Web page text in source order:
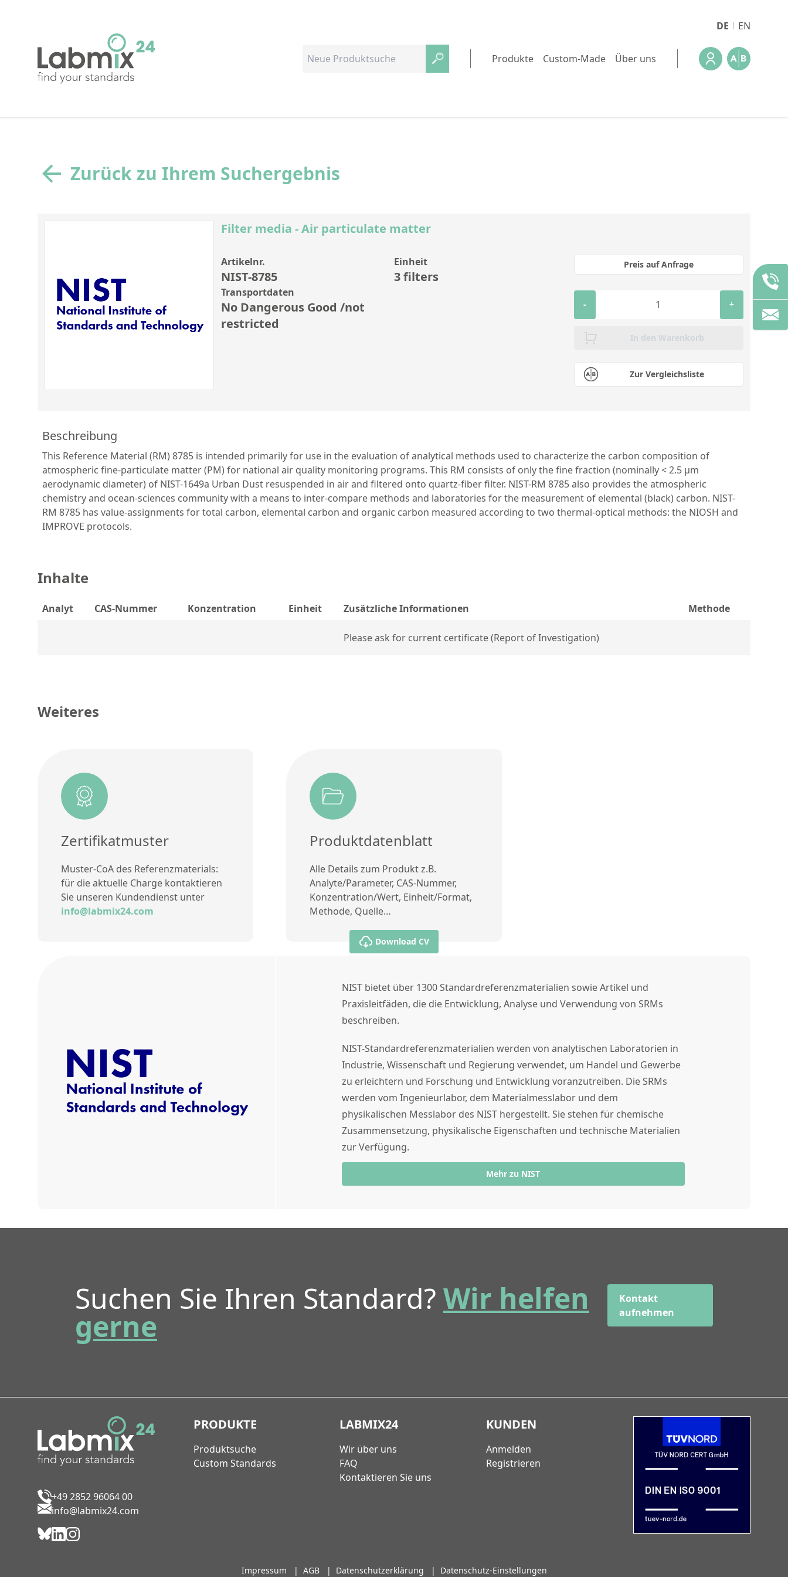
DE EN
Produkte Custom-Made Über uns
Zurück zu Ihrem Suchergebnis
Filter media - Air particulate matter
Artikelnr.
NIST-8785
Einheit
3 filters
Transportdaten
No Dangerous Good /not
restricted
Zur Vergleichsliste
Preis auf Anfrage
- +
In den Warenkorb
Beschreibung
This Reference Material (RM) 8785 is intended primarily for use in the evaluation of analytical methods used to characterize the carbon composition of
atmospheric fine-particulate matter (PM) for national air quality monitoring programs. This RM consists of only the fine fraction (nominally < 2.5 µm
aerodynamic diameter) of NIST-1649a Urban Dust resuspended in air and filtered onto quartz-fiber filter. NIST-RM 8785 also provides the atmospheric
chemistry and ocean-sciences community with a means to inter-compare methods and laboratories for the measurement of elemental (black) carbon. NIST-
RM 8785 has value-assignments for total carbon, elemental carbon and organic carbon measured according to two thermal-optical methods: the NIOSH and
IMPROVE protocols.
Inhalte
Analyt CAS-Nummer Konzentration Einheit Zusätzliche Informationen Methode
Please ask for current certificate (Report of Investigation)
Weiteres
Zertifikatmuster
Muster-CoA des Referenzmaterials:
für die aktuelle Charge kontaktieren
Sie unseren Kundendienst unter
info@labmix24.com
Produktdatenblatt
Alle Details zum Produkt z.B.
Analyte/Parameter, CAS-Nummer,
Konzentration/Wert, Einheit/Format,
Methode, Quelle…
Download CV
NIST bietet über 1300 Standardreferenzmaterialien sowie Artikel und
Praxisleitfäden, die die Entwicklung, Analyse und Verwendung von SRMs
beschreiben.
NIST-Standardreferenzmaterialien werden von analytischen Laboratorien in
Industrie, Wissenschaft und Regierung verwendet, um Handel und Gewerbe
zu erleichtern und Forschung und Entwicklung voranzutreiben. Die SRMs
werden vom Ingenieurlabor, dem Materialmesslabor und dem
physikalischen Messlabor des NIST hergestellt. Sie stehen für chemische
Zusammensetzung, physikalische Eigenschaften und technische Materialien
zur Verfügung.
Mehr zu NIST
Suchen Sie Ihren Standard? Wir helfen
gerne
Kontakt
aufnehmen
+49 2852 96064 00
info@labmix24.com
PRODUKTE
Produktsuche
Custom Standards
LABMIX24
Wir über uns
FAQ
Kontaktieren Sie uns
KUNDEN
Anmelden
Registrieren
Impressum | AGB | Datenschutzerklärung | Datenschutz-Einstellungen